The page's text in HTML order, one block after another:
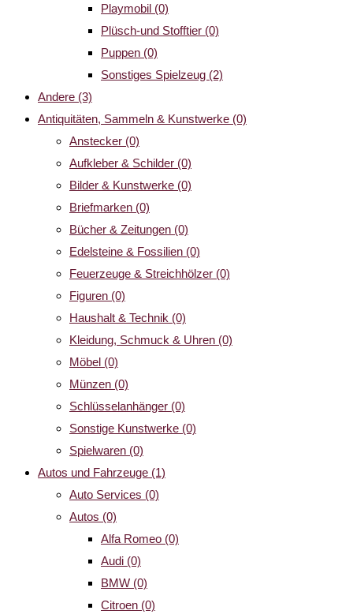
Playmobil (0)
Plüsch-und Stofftier (0)
Puppen (0)
Sonstiges Spielzeug (2)
Andere (3)
Antiquitäten, Sammeln & Kunstwerke (0)
Anstecker (0)
Aufkleber & Schilder (0)
Bilder & Kunstwerke (0)
Briefmarken (0)
Bücher & Zeitungen (0)
Edelsteine & Fossilien (0)
Feuerzeuge & Streichhölzer (0)
Figuren (0)
Haushalt & Technik (0)
Kleidung, Schmuck & Uhren (0)
Möbel (0)
Münzen (0)
Schlüsselanhänger (0)
Sonstige Kunstwerke (0)
Spielwaren (0)
Autos und Fahrzeuge (1)
Auto Services (0)
Autos (0)
Alfa Romeo (0)
Audi (0)
BMW (0)
Citroen (0)